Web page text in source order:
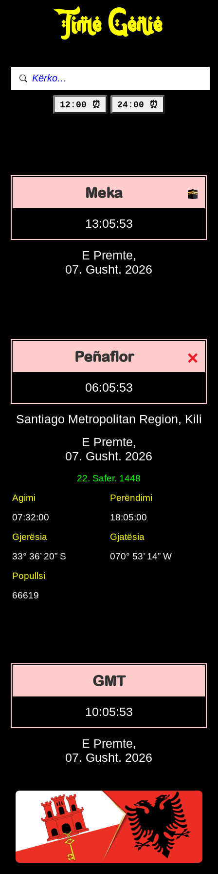
Time Genie
12:00 ⏰ 24:00 ⏰
Meka
13:05:54
E Premte,
07. Gusht. 2026
Peñaflor
06:05:54
Santiago Metropolitan Region, Kili
E Premte,
07. Gusht. 2026
22. Safer. 1448
Agimi
Perëndimi
07:32:00
18:05:00
Gjerësia
Gjatësia
33° 36’ 20” S
070° 53’ 14” W
Popullsi
66619
GMT
10:05:54
E Premte,
07. Gusht. 2026